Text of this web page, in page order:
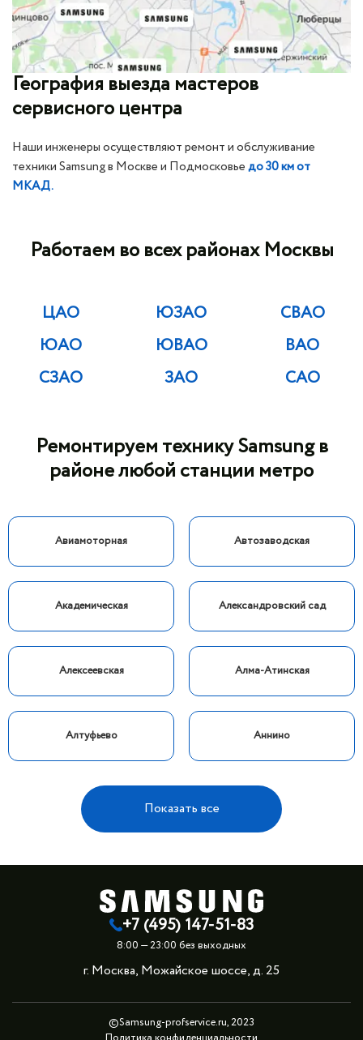
География выезда мастеров
сервисного центра
Наши инженеры осуществляют ремонт и обслуживание
техники Samsung в Москве и Подмосковьедо 30 км от
МКАД.
Работаем во всех районах Москвы
ЦАО ЮЗАО
СВАО
ЮАО
ЮВАО
ВАО
СЗАО
ЗАО САО
Ремонтируем технику Samsung в
районе любой станции метро
Авиамоторная Автозаводская
Академическая Александровский сад
Алексеевская Алма-Атинская
Алтуфьево Аннино
Показать все
+7 (495) 147-51-83
8:00 — 23:00 без выходных
г. Москва, Можайское шоссе, д. 25
©Samsung-profservice.ru, 2023